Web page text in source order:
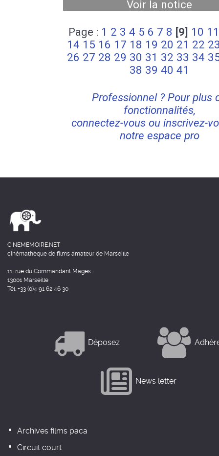
Voir la notice
Page : 1 2 3 4 5 6 7 8 [9] 10 11
14 15 16 17 18 19 20 21 22
26 27 28 29 30 31 32 33 34
38 39 40 41
Professionnel ? Pour plus
fonctionnalités,
connectez-vous ou inscrivez-
notre espace pro
CINEMEMOIRE.NET
cinémathèque de films amateur de Marseille
11, rue du Commandant Mages
13001 Marseille
Tél: +33 (0)4 91 62 46 30
Déposez
News letter
Archives films paca
Circuit court